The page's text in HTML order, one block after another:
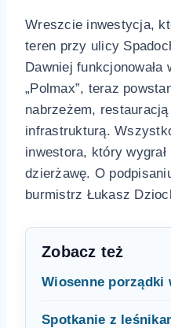
Wreszcie inwestycja,
teren przy ulicy
Dawniej
„Polmax”, teraz
nabrzeżem,
infrastrukturą.
inwestora, który wygrał
dzierżawę. O
burmistrz Łukasz
Zobacz też
Wiosenne porządki
Spotkanie z